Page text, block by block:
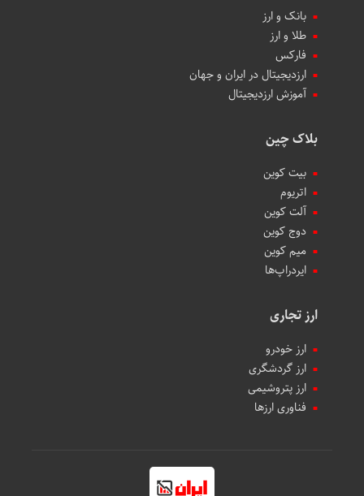
بانک و ارز
طلا و ارز
فارکس
ارزدیجیتال در ایران و جهان
آموزش ارزدیجیتال
بلاک چین
بیت کوین
اتریوم
آلت کوین
دوج کوین
میم کوین‌
ایردراپ‌ها
ارز تجاری
ارز خودرو
ارز گردشگری
ارز پتروشیمی
فناوری ارزها